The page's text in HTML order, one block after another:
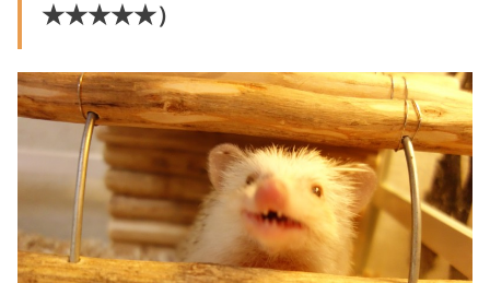
★★★★★）